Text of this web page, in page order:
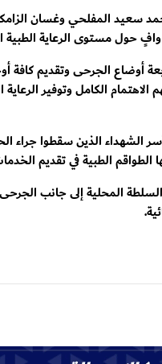
محمد سعيد المفلحي وغسان
حول مستوى الرعاية الطبية
الجرحى وتقديم كافة أوجه
الكامل وتوفير
الذين سقطوا جراء
الطبية في تقديم
المحلية إلى جانب